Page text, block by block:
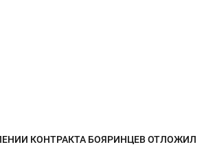
КОНТРАКТА БОЯРИНЦЕВ ОТЛОЖИЛ